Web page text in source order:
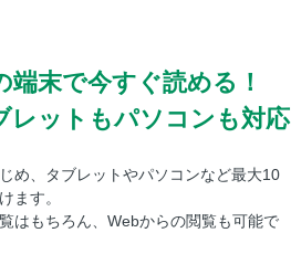
端末で今すぐ読める！
レットもパソコンも対応
め、タブレットやパソコンなど最大10
ます。
はもちろん、Webからの閲覧も可能で